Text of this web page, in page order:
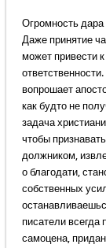
Огромность дара
Даже принятие
может привести
вопрошает
как будто не
задача
чтобы
должником,
о благодати,
собственных
писатели всегда
самоцена,